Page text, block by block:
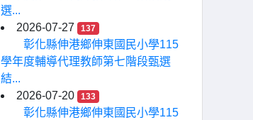
選...
2026-07-27
137
彰化縣伸港鄉伸東國民小學115
學年度輔導代理教師第七階段甄選
結...
2026-07-20
133
彰化縣伸港鄉伸東國民小學115